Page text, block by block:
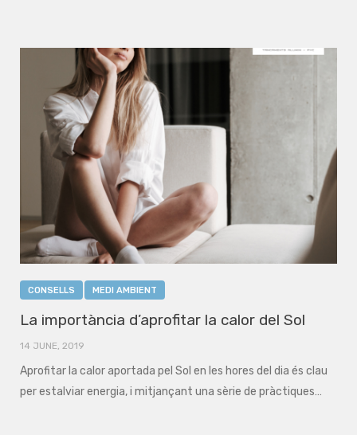
CONSELLS MEDI AMBIENT
La importància d’aprofitar la calor del Sol
14 JUNE, 2019
Aprofitar la calor aportada pel Sol en les hores del dia és clau
per estalviar energia, i mitjançant una sèrie de pràctiques…